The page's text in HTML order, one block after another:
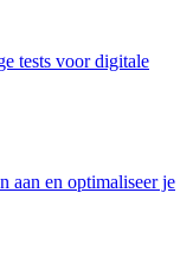
tests voor digitale
aan en optimaliseer je